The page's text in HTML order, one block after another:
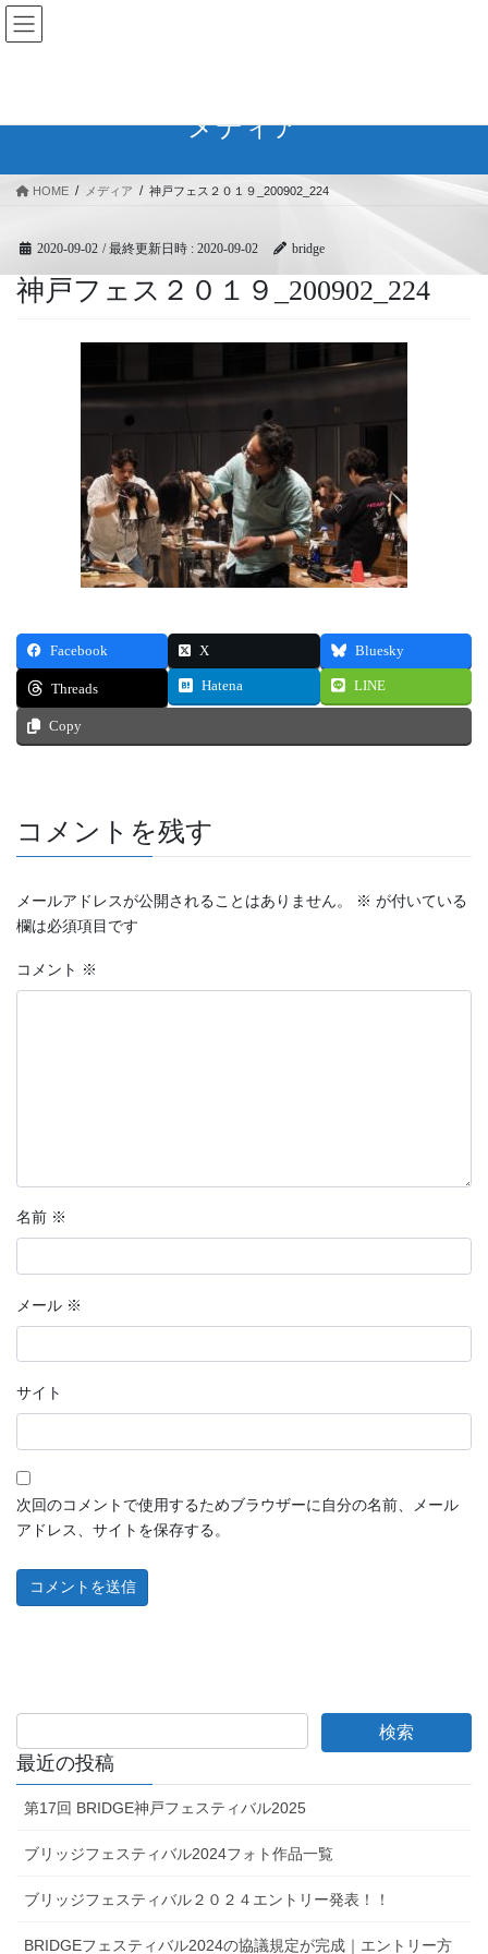
コ
ン
へ
ナ
ビ
ョ
メディア
HOME メディア 神戸フェス２０１９_200902_224
2020-09-02 / 最終更新日時 : 2020-09-02 bridge
神戸フェス２０１９_200902_224
Facebook X Bluesky
Threads Hatena LINE
Copy
コメントを残す
メールアドレスが公開されることはありません。 ※ が付いている
欄は必須項目です
コメント ※
名前 ※
メール ※
サイト
次回のコメントで使用するためブラウザーに自分の名前、メール
アドレス、サイトを保存する。
最近の投稿
第17回 BRIDGE神戸フェスティバル2025
ブリッジフェスティバル2024フォト作品一覧
ブリッジフェスティバル２０２４エントリー発表！！
BRIDGEフェスティバル2024の協議規定が完成｜エントリー方